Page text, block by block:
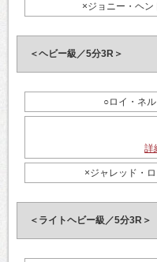
×ジョニー・ヘン
＜ヘビー級／5分3R＞
○ロイ・ネ
詳
×ジャレッド・
＜ライトヘビー級／5分3R＞